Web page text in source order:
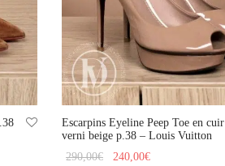
Escarpins Eyeline Peep Toe en cuir
verni beige p.38 – Louis Vuitton
290,00€ Le prix
240,00€